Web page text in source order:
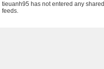
tieuanh95 has not entered any shared
feeds.